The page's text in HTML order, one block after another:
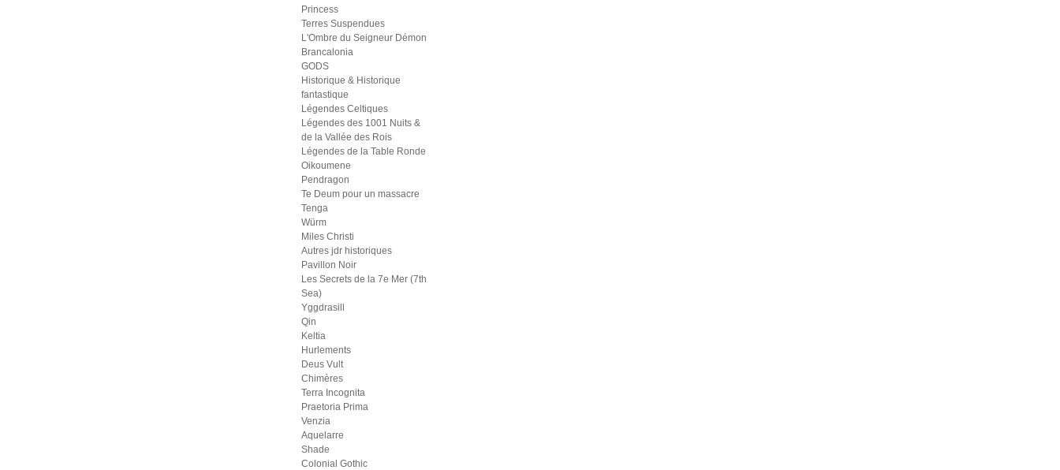
Princess
Terres Suspendues
L'Ombre du Seigneur Démon
Brancalonia
GODS
Historique & Historique
fantastique
Légendes Celtiques
Légendes des 1001 Nuits &
de la Vallée des Rois
Légendes de la Table Ronde
Oikoumene
Pendragon
Te Deum pour un massacre
Tenga
Würm
Miles Christi
Autres jdr historiques
Pavillon Noir
Les Secrets de la 7e Mer (7th
Sea)
Yggdrasill
Qin
Keltia
Hurlements
Deus Vult
Chimères
Terra Incognita
Praetoria Prima
Venzia
Aquelarre
Shade
Colonial Gothic